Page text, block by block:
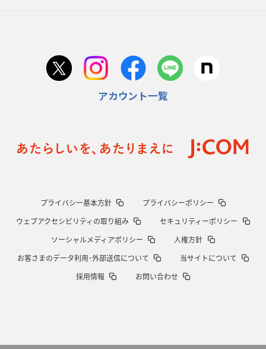
首位スピアーズ、充実の攻撃力 「湧き出る」パスでトライ量産
2026年1月8日(木)更新
ルディケ「15番はゲームドライバ
2025年12月25日(木)更新
2025年12月18日(木)更新
アカウント一覧
プライバシー基本方針
プライバシーポリシー
ウェブアクセシビリティの取り組み
セキュリティーポリシー
ソーシャルメディアポリシー
人権方針
お客さまのデータ利用･外部送信について
当サイトについて
採用情報
お問い合わせ